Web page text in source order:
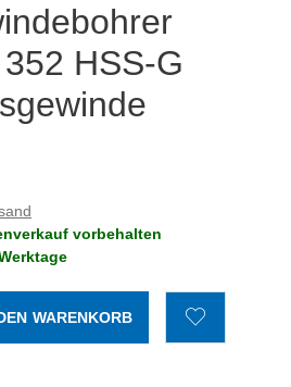
HSS-G
vorbehalten